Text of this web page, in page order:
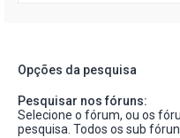
Opções da pesquisa
Pesquisar nos fóruns:
Selecione o fórum, ou os
pesquisa. Todos os sub